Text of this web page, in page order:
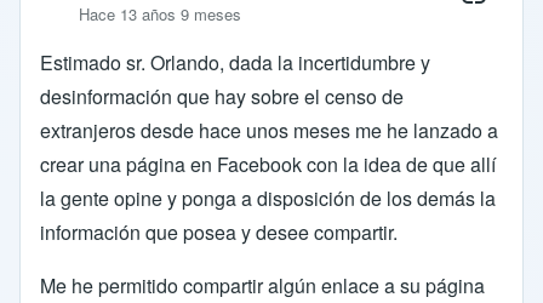
Hace 13 años 9 meses
Estimado sr. Orlando, dada la incertidumbre y
desinformación que hay sobre el censo de
extranjeros desde hace unos meses me he lanzado a
crear una página en Facebook con la idea de que allí
la gente opine y ponga a disposición de los demás la
información que posea y desee compartir.
Me he permitido compartir algún enlace a su página